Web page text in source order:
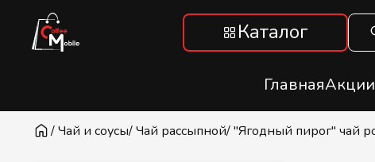
Каталог
ГлавнаяАкции
/ Чай и соусы/ Чай рассыпной/ "Ягодный пирог" чай